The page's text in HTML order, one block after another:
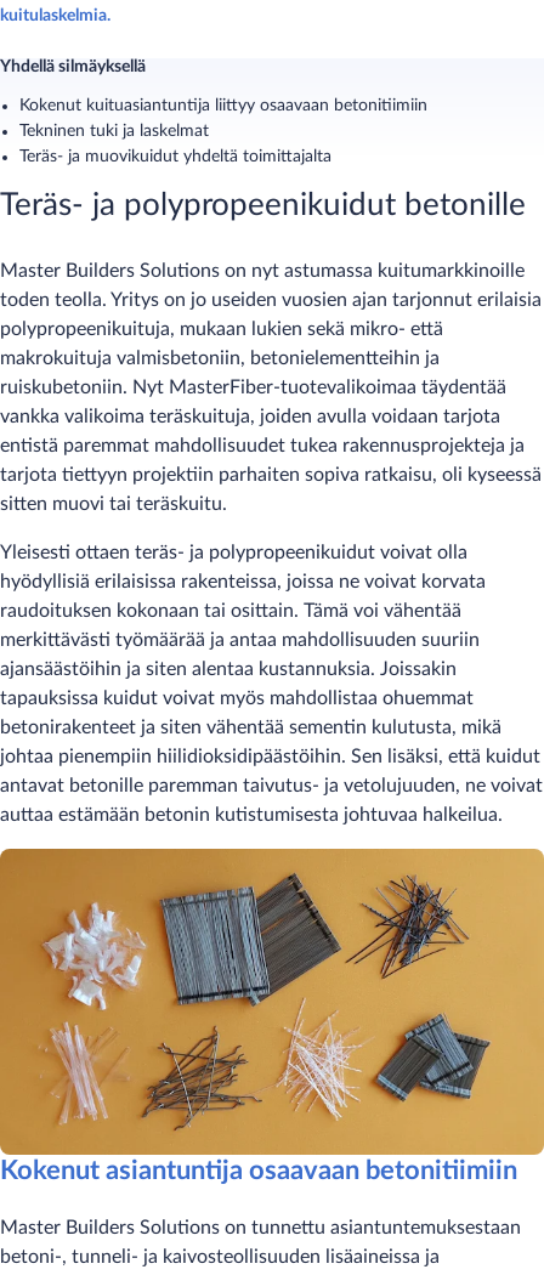
kuitulaskelmia.
Yhdellä silmäyksellä
Kokenut kuituasiantuntija liittyy osaavaan betonitiimiin
Tekninen tuki ja laskelmat
Teräs- ja muovikuidut yhdeltä toimittajalta
Teräs- ja polypropeenikuidut betonille
Master Builders Solutions on nyt astumassa kuitumarkkinoille
toden teolla. Yritys on jo useiden vuosien ajan tarjonnut erilaisia
polypropeenikuituja, mukaan lukien sekä mikro- että
makrokuituja valmisbetoniin, betonielementteihin ja
ruiskubetoniin. Nyt MasterFiber-tuotevalikoimaa täydentää
vankka valikoima teräskuituja, joiden avulla voidaan tarjota
entistä paremmat mahdollisuudet tukea rakennusprojekteja ja
tarjota tiettyyn projektiin parhaiten sopiva ratkaisu, oli kyseessä
sitten muovi tai teräskuitu.
Yleisesti ottaen teräs- ja polypropeenikuidut voivat olla
hyödyllisiä erilaisissa rakenteissa, joissa ne voivat korvata
raudoituksen kokonaan tai osittain. Tämä voi vähentää
merkittävästi työmäärää ja antaa mahdollisuuden suuriin
ajansäästöihin ja siten alentaa kustannuksia. Joissakin
tapauksissa kuidut voivat myös mahdollistaa ohuemmat
betonirakenteet ja siten vähentää sementin kulutusta, mikä
johtaa pienempiin hiilidioksidipäästöihin. Sen lisäksi, että kuidut
antavat betonille paremman taivutus- ja vetolujuuden, ne voivat
auttaa estämään betonin kutistumisesta johtuvaa halkeilua.
Kokenut asiantuntija osaavaan betonitiimiin
Master Builders Solutions on tunnettu asiantuntemuksestaan
betoni-, tunneli- ja kaivosteollisuuden lisäaineissa ja